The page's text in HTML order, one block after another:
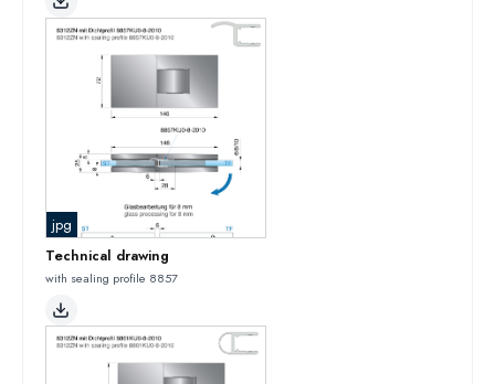
jpg
Technical drawing
with sealing profile 8857